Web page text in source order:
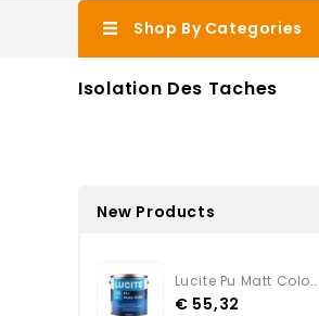
Shop By Categories
Isolation Des Taches
New Products
Lucite Pu Matt Color TEINTE
€ 55,32